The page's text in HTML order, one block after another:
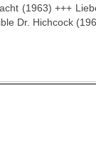
(1963) +++
Dr. Hichcock